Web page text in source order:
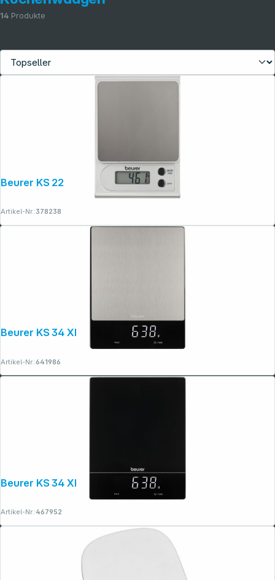
14 Produkte
Beurer KS 22
Artikel-Nr.:378238
Beurer KS 34 XL edelstahl
Artikel-Nr.:641986
Beurer KS 34 XL Black
Artikel-Nr.:467952